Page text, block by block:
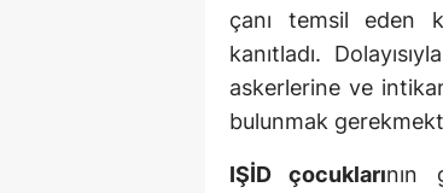
çanı temsil eden
kanıtladı.
askerlerine ve
bulunmak
IŞİD çocuklarının